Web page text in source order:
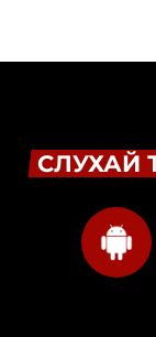
СЛУХАЙ